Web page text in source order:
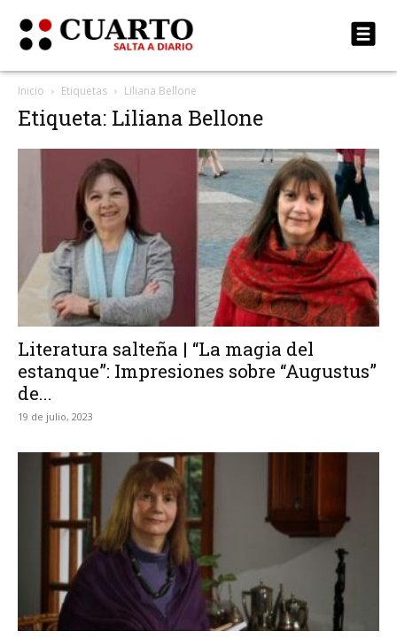
Inicio Etiquetas Liliana Bellone
Etiqueta: Liliana Bellone
Literatura salteña | “La magia del
estanque”: Impresiones sobre “Augustus”
de...
19 de julio, 2023